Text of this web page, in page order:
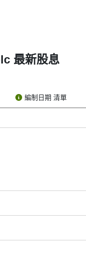
across the term
owning its stock.
the dividend timeline.
company tells the
the dividend. If
to all eligible
ex-dividend date
最新股息
編制日期 清單
的獎勵. 這是企業與